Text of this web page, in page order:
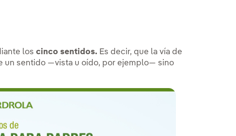
loscinco sentidos. Es decir, que la vía de
un sentido —vista u oído, por ejemplo— sino